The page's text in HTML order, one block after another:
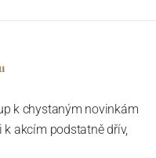
k chystaným novinkám
k akcím podstatně dřív,